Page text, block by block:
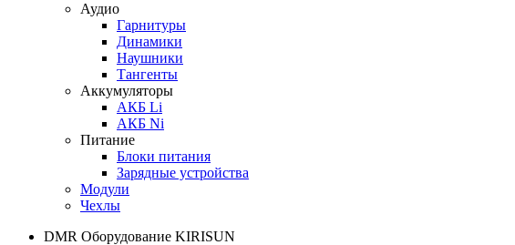
Аудио
Гарнитуры
Динамики
Наушники
Тангенты
Аккумуляторы
АКБ Li
АКБ Ni
Питание
Блоки питания
Зарядные устройства
Модули
Чехлы
DMR Оборудование KIRISUN